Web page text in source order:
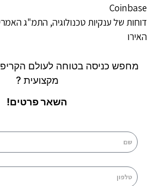
Coinbase
דוחות של ענקיות טכנולוגיה, התמ"ג
האירו
מחפש כניסה בטוחה לעולם
מקצועית ?
השאר פרטים!